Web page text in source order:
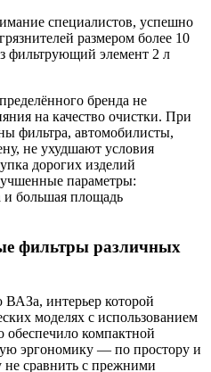
специалистов, успешно
размером более 10
фильтрующий элемент 2 л
бренда не
на качество очистки. При
фильтра, автомобилисты,
не ухудшают условия
дорогих изделий
параметры:
и большая площадь
фильтры различных
интерьер которой
моделях с использованием
обеспечило компактной
эргономику — по простору и
не сравнить с прежними